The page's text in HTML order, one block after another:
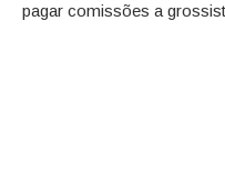
pagar comissões a